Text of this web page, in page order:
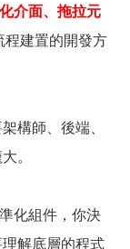
介面、拖拉元
程建置的開發方
構師、後端、
。
化組件，你決
解底層的程式